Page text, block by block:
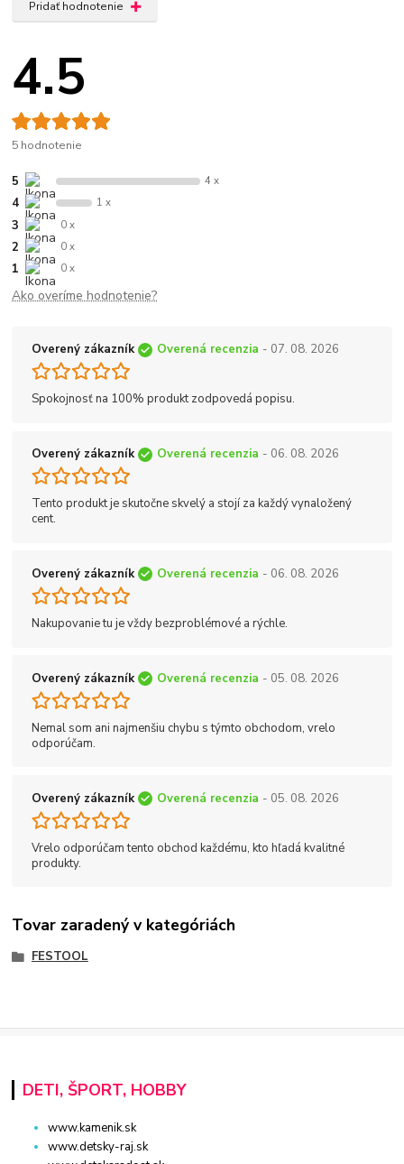
Pridať hodnotenie
4.5
5 hodnotenie
5 4 x
4 1 x
3 0 x
2 0 x
1 0 x
Ako overíme hodnotenie?
Overený zákazník Overená recenzia - 07. 08. 2026
Spokojnosť na 100% produkt zodpovedá popisu.
Overený zákazník Overená recenzia - 06. 08. 2026
Tento produkt je skutočne skvelý a stojí za každý vynaložený
cent.
Overený zákazník Overená recenzia - 06. 08. 2026
Nakupovanie tu je vždy bezproblémové a rýchle.
Overený zákazník Overená recenzia - 05. 08. 2026
Nemal som ani najmenšiu chybu s týmto obchodom, vrelo
odporúčam.
Overený zákazník Overená recenzia - 05. 08. 2026
Vrelo odporúčam tento obchod každému, kto hľadá kvalitné
produkty.
Tovar zaradený v kategóriách
FESTOOL
DETI, ŠPORT, HOBBY
www.kamenik.sk
www.detsky-raj.sk